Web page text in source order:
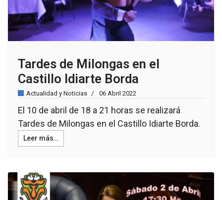
Tardes de Milongas en el
Castillo Idiarte Borda
Actualidad y Noticias 06 Abril 2022
El 10 de abril de 18 a 21 horas se realizará
Tardes de Milongas en el Castillo Idiarte Borda.
Leer más…